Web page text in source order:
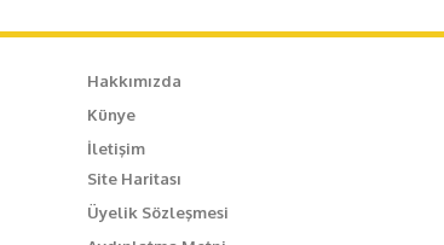
Hakkımızda
Künye
İletişim
Site Haritası
Üyelik Sözleşmesi